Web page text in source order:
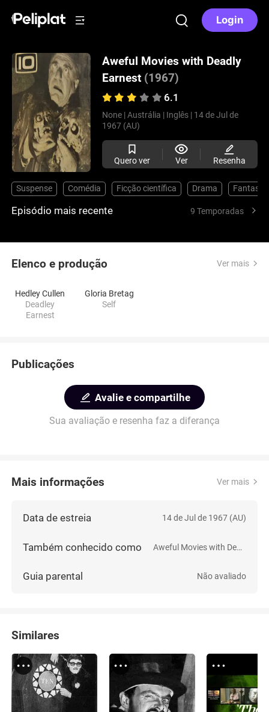
Login
Aweful Movies with Deadly
Earnest (1967)
6.1
None | Austrália | Inglês | 14 de Jul de
1967 (AU)
Quero ver Ver Resenha
Suspense Comédia Ficção científica Drama Fantasia
Episódio mais recente 9 Temporadas
Elenco e produção Ver mais
Hedley Cullen
Deadley
Earnest
Gloria Bretag
Self
Publicações
Avalie e compartilhe
Sua avaliação e resenha faz a diferança
Mais informações Ver mais
Data de estreia 14 de Jul de 1967 (AU)
Também conhecido como Aweful Movies with Deadly Earnest
Guia parental Não avaliado
Similares